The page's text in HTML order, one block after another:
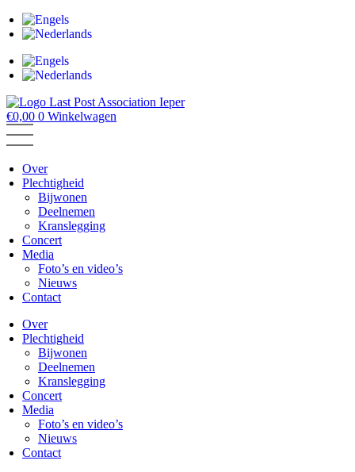
€0,00 0 Winkelwagen
Over
Plechtigheid
Bijwonen
Deelnemen
Kranslegging
Concert
Media
Foto’s en video’s
Nieuws
Contact
Over
Plechtigheid
Bijwonen
Deelnemen
Kranslegging
Concert
Media
Foto’s en video’s
Nieuws
Contact